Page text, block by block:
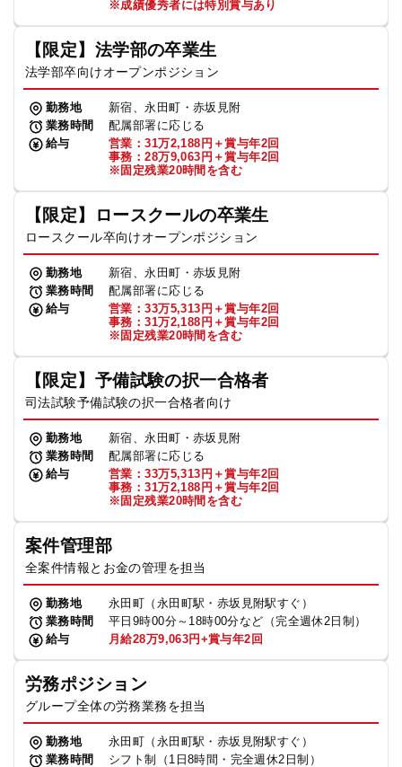
※成績優秀者には特別賞与あり
【限定】法学部の卒業生
法学部卒向けオープンポジション
勤務地
新宿、永田町・赤坂見附
業務時間
配属部署に応じる
給与
営業：31万2,188円＋賞与年2回
事務：28万9,063円＋賞与年2回
※固定残業20時間を含む
【限定】ロースクールの卒業生
ロースクール卒向けオープンポジション
勤務地
新宿、永田町・赤坂見附
業務時間
配属部署に応じる
給与
営業：33万5,313円＋賞与年2回
事務：31万2,188円＋賞与年2回
※固定残業20時間を含む
【限定】予備試験の択一合格者
司法試験予備試験の択一合格者向け
勤務地
新宿、永田町・赤坂見附
業務時間
配属部署に応じる
給与
営業：33万5,313円＋賞与年2回
事務：31万2,188円＋賞与年2回
※固定残業20時間を含む
案件管理部
全案件情報とお金の管理を担当
勤務地
永田町（永田町駅・赤坂見附駅すぐ）
業務時間
平日9時00分～18時00分など（完全週休2日制）
給与
月給28万9,063円+賞与年2回
労務ポジション
グループ全体の労務業務を担当
勤務地
永田町（永田町駅・赤坂見附駅すぐ）
業務時間
シフト制（1日8時間・完全週休2日制）